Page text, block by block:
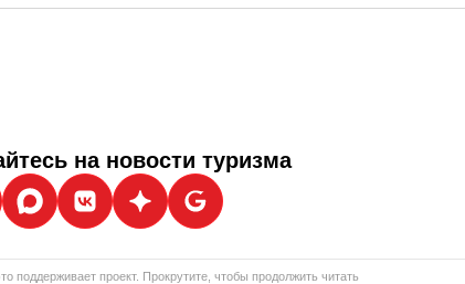
на новости туризма
поддерживает проект. Прокрутите, чтобы продолжить читать